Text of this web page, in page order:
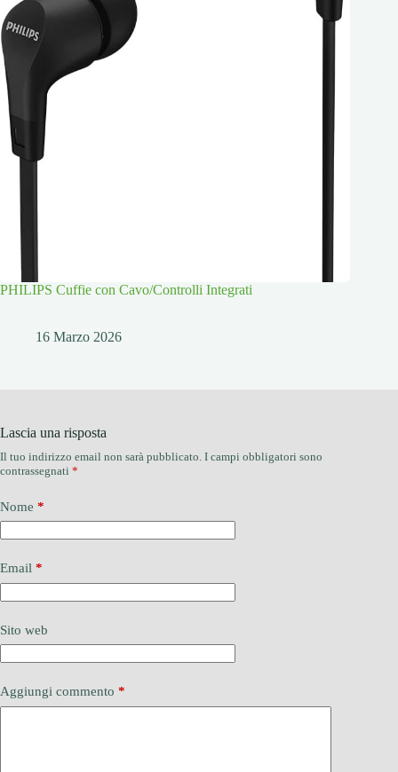
PHILIPS Cuffie con Cavo/Controlli Integrati
16 Marzo 2026
Lascia una risposta
Il tuo indirizzo email non sarà pubblicato. I campi obbligatori sono
contrassegnati *
Nome *
Email *
Sito web
Aggiungi commento *